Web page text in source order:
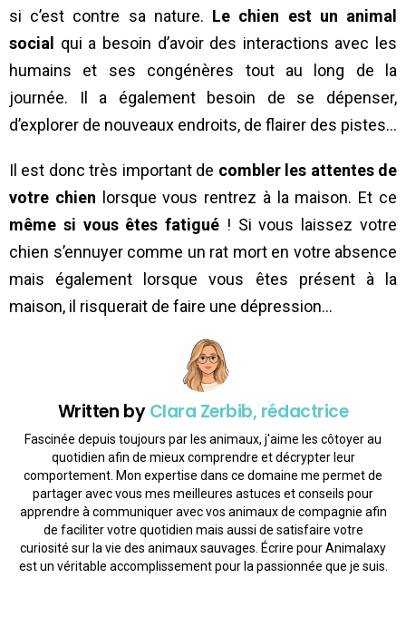
si c’est contre sa nature. Le chien est un animal
social
qui a besoin d’avoir des interactions avec les
humains et ses congénères tout au long de la
journée. Il a également besoin de se dépenser,
d’explorer de nouveaux endroits, de flairer des pistes…
Il est donc très important de combler les attentes de
votre chien lorsque vous rentrez à la maison. Et ce
même si vous êtes fatigué ! Si vous laissez votre
chien s’ennuyer comme un rat mort en votre absence
mais également lorsque vous êtes présent à la
maison, il risquerait de faire une dépression…
Written byClara Zerbib, rédactrice
Fascinée depuis toujours par les animaux, j'aime les côtoyer au
quotidien afin de mieux comprendre et décrypter leur
comportement. Mon expertise dans ce domaine me permet de
partager avec vous mes meilleures astuces et conseils pour
apprendre à communiquer avec vos animaux de compagnie afin
de faciliter votre quotidien mais aussi de satisfaire votre
curiosité sur la vie des animaux sauvages. Écrire pour Animalaxy
est un véritable accomplissement pour la passionnée que je suis.